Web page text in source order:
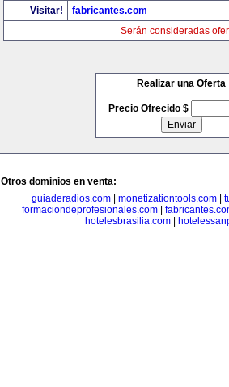
Visitar!
fabricantes.com
Serán consideradas
Realizar una Oferta
Precio Ofrecido $
Otros dominios en venta:
guiaderadios.com| monetizationtools.com|
formaciondeprofesionales.com
hotelesbrasilia.com